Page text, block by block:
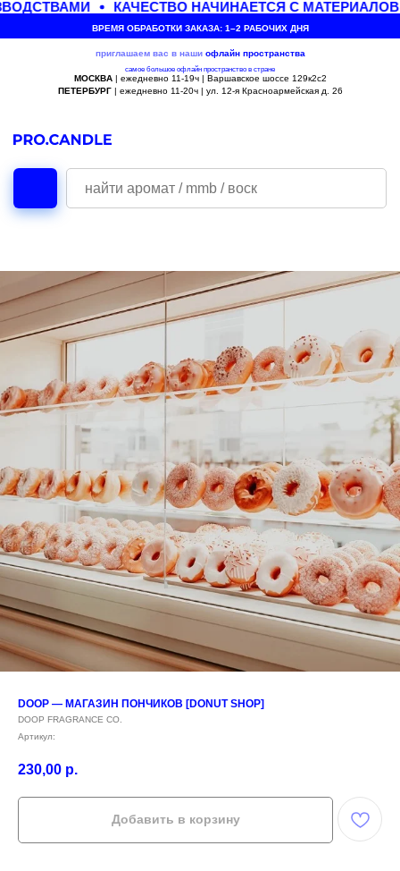
КАЧЕСТВО НАЧИНАЕТСЯ С МАТЕРИАЛОВ
ВРЕМЯ ОБРАБОТКИ ЗАКАЗА: 1–2 РАБОЧИХ ДНЯ
приглашаем вас в наши офлайн пространства
самое большое офлайн пространство в стране
МОСКВА| ежедневно 11-19ч | Варшавское шоссе 129к2с2
ПЕТЕРБУРГ| ежедневно 11-20ч | ул. 12-я Красноармейская д. 26
DOOP — МАГАЗИН ПОНЧИКОВ [DONUT SHOP]
DOOP FRAGRANCE CO.
Артикул:
230,00 р.
Добавить в корзину